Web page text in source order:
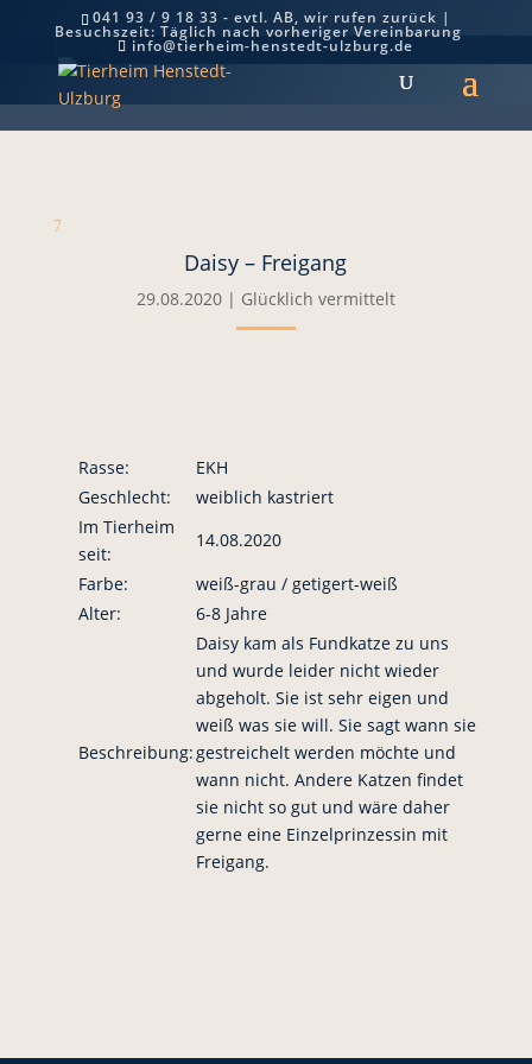
041 93 / 9 18 33 - evtl. AB, wir rufen zurück |
Besuchszeit: Täglich nach vorheriger Vereinbarung
info@tierheim-henstedt-ulzburg.de
Daisy – Freigang
7
Daisy – Freigang
29.08.2020| Glücklich vermittelt
Rasse:
EKH
Geschlecht:
weiblich kastriert
Im Tierheim
seit:
14.08.2020
Farbe:
weiß-grau / getigert-weiß
Alter:
6-8 Jahre
Beschreibung:
Daisy kam als Fundkatze zu uns
und wurde leider nicht wieder
abgeholt. Sie ist sehr eigen und
weiß was sie will. Sie sagt wann sie
gestreichelt werden möchte und
wann nicht. Andere Katzen findet
sie nicht so gut und wäre daher
gerne eine Einzelprinzessin mit
Freigang.